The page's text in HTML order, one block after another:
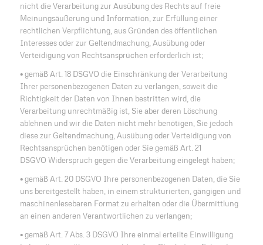
nicht die Verarbeitung zur Ausübung des Rechts auf freie
Meinungsäußerung und Information, zur Erfüllung einer
rechtlichen Verpflichtung, aus Gründen des öffentlichen
Interesses oder zur Geltendmachung, Ausübung oder
Verteidigung von Rechtsansprüchen erforderlich ist;
• gemäß Art. 18 DSGVO die Einschränkung der Verarbeitung
Ihrer personenbezogenen Daten zu verlangen, soweit die
Richtigkeit der Daten von Ihnen bestritten wird, die
Verarbeitung unrechtmäßig ist, Sie aber deren Löschung
ablehnen und wir die Daten nicht mehr benötigen, Sie jedoch
diese zur Geltendmachung, Ausübung oder Verteidigung von
Rechtsansprüchen benötigen oder Sie gemäß Art. 21
DSGVO Widerspruch gegen die Verarbeitung eingelegt haben;
• gemäß Art. 20 DSGVO Ihre personenbezogenen Daten, die Sie
uns bereitgestellt haben, in einem strukturierten, gängigen und
maschinenlesebaren Format zu erhalten oder die Übermittlung
an einen anderen Verantwortlichen zu verlangen;
• gemäß Art. 7 Abs. 3 DSGVO Ihre einmal erteilte Einwilligung